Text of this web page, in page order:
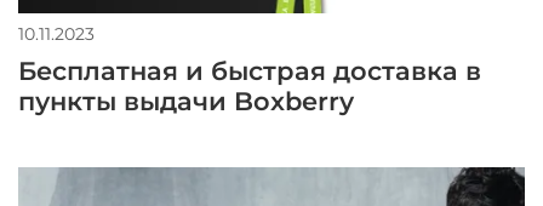
10.11.2023
Бесплатная и быстрая доставка в
пункты выдачи Boxberry